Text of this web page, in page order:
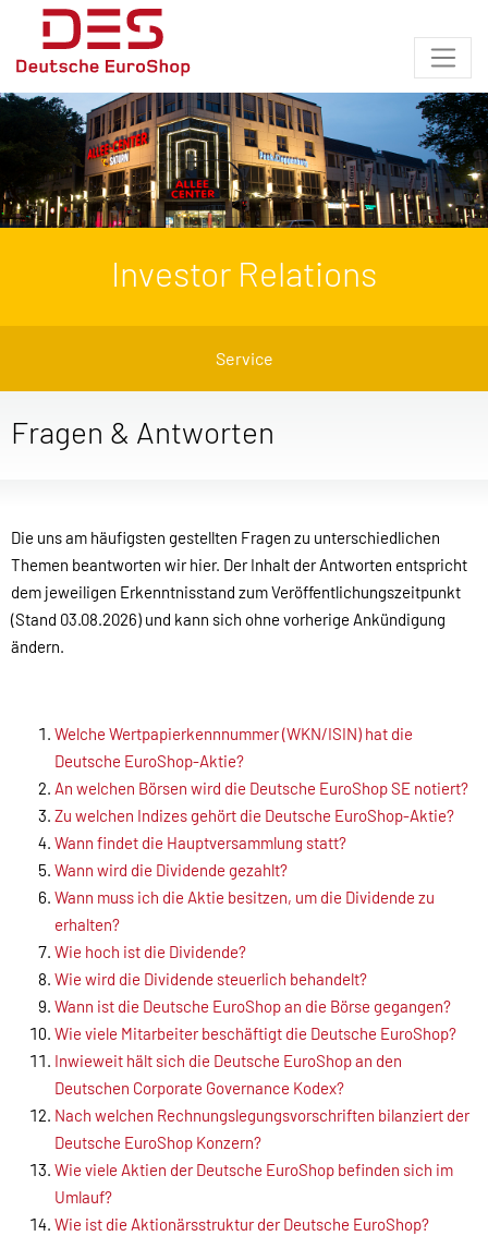
Investor Relations
Service
Fragen & Antworten
Die uns am häufigsten gestellten Fragen zu unterschiedlichen
Themen beantworten wir hier. Der Inhalt der Antworten entspricht
dem jeweiligen Erkenntnisstand zum Veröffentlichungszeitpunkt
(Stand 03.08.2026) und kann sich ohne vorherige Ankündigung
ändern.
Welche Wertpapierkennnummer (WKN/ISIN) hat die
Deutsche EuroShop-Aktie?
An welchen Börsen wird die Deutsche EuroShop SE notiert?
Zu welchen Indizes gehört die Deutsche EuroShop-Aktie?
Wann findet die Hauptversammlung statt?
Wann wird die Dividende gezahlt?
Wann muss ich die Aktie besitzen, um die Dividende zu
erhalten?
Wie hoch ist die Dividende?
Wie wird die Dividende steuerlich behandelt?
Wann ist die Deutsche EuroShop an die Börse gegangen?
Wie viele Mitarbeiter beschäftigt die Deutsche EuroShop?
Inwieweit hält sich die Deutsche EuroShop an den
Deutschen Corporate Governance Kodex?
Nach welchen Rechnungslegungsvorschriften bilanziert der
Deutsche EuroShop Konzern?
Wie viele Aktien der Deutsche EuroShop befinden sich im
Umlauf?
Wie ist die Aktionärsstruktur der Deutsche EuroShop?